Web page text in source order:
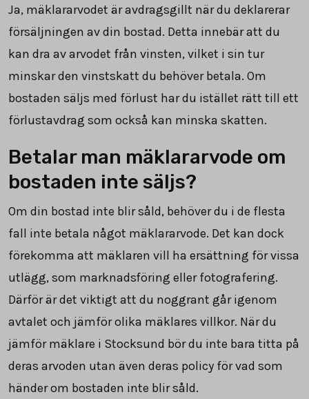
Ja, mäklararvodet är avdragsgillt när du deklarerar
försäljningen av din bostad. Detta innebär att du
kan dra av arvodet från vinsten, vilket i sin tur
minskar den vinstskatt du behöver betala. Om
bostaden säljs med förlust har du istället rätt till ett
förlustavdrag som också kan minska skatten.
Betalar man mäklararvode om
bostaden inte säljs?
Om din bostad inte blir såld, behöver du i de flesta
fall inte betala något mäklararvode. Det kan dock
förekomma att mäklaren vill ha ersättning för vissa
utlägg, som marknadsföring eller fotografering.
Därför är det viktigt att du noggrant går igenom
avtalet och jämför olika mäklares villkor. När du
jämför mäklare i Stocksund bör du inte bara titta på
deras arvoden utan även deras policy för vad som
händer om bostaden inte blir såld.